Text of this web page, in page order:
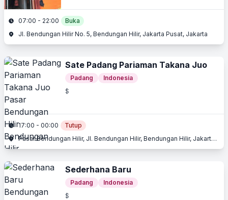
07:00 - 22:00
Buka
Jl. Bendungan Hilir No. 5, Bendungan Hilir, Jakarta Pusat, Jakarta
Sate Padang Pariaman Takana Juo
Padang
Indonesia
$
17:00 - 00:00
Tutup
Pasar Bendungan Hilir, Jl. Bendungan Hilir, Bendungan Hilir, Jakarta Pusat, Jakarta
Sederhana Baru
Padang
Indonesia
$